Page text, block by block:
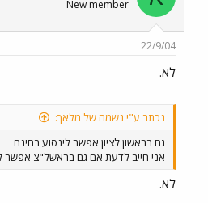
New member
22/9/04
לא.
נכתב ע"י נשמה של מלאך:
גם בראשון לציון אפשר לינסוע בחינם
אני חייב לדעת אם גם בראשל"צ אפשר
לא.